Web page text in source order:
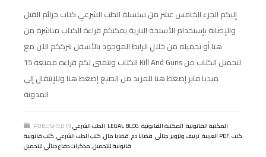
إليكم الجزء الخامس عشر من سلسلة الطب الشرعي كتاب جرائم القتل
والإصابة بإستخدام الأسلحة النارية يمكنكم قراءة الكتاب مباشرة من
هنا أو تحميله من خلال الرابط الموجود بالأسفل نترككم الآن مع
الكتاب ونتمنى لكم قراءة ممتعة 15 Kill And Guns لتحميل الكتاب من
ميديا فاير إضغط هنا للمزيد من الصيغ إضغط هنا وللإنتقال إلى
المدونة
PUBLISHED INالطب الشرعي,LEGAL BLOG, المكتبة القانونية,المكتبة القانونية
العربية,تزييف وتزوير,جنائى,قضايا دم,قضايا مال,كتب الطب الشرعي, كتب قانونية PDF,كتب
قانونية للتحميل,مذكرات دفاع جنائي للتحميل